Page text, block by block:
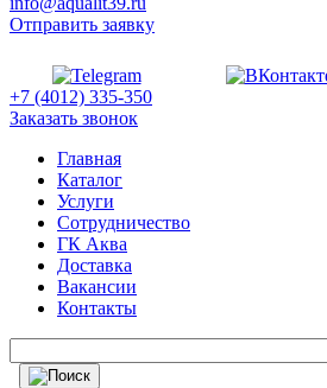
Отправить заявку
+7 (4012) 335-350
Заказать звонок
Главная
Каталог
Услуги
Сотрудничество
ГК Аква
Доставка
Вакансии
Контакты